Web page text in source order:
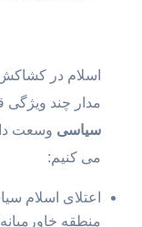
اسلام در کشاکش
مدار چند
سیاسی وسعت
می کنیم:
اعتلای اسلام
منطقه